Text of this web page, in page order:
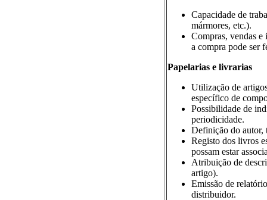
Capacidade de
mármores, etc.).
Compras, vendas e
a compra pode ser
Papelarias e livrarias
Utilização de
específico de
Possibilidade de
periodicidade.
Definição do autor,
Registo dos livros
possam estar
Atribuição de
artigo).
Emissão de
distribuidor.